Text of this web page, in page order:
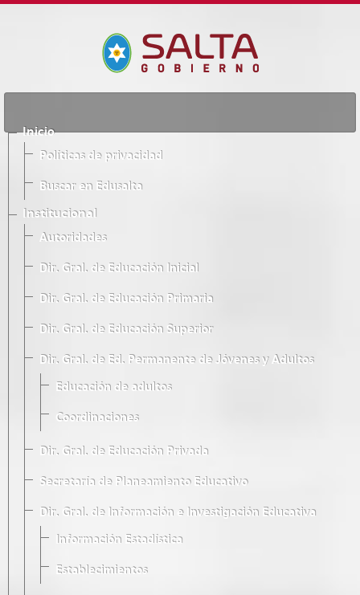
Inicio
Políticas de privacidad
Buscar en Edusalta
Institucional
Autoridades
Dir. Gral. de Educación Inicial
Dir. Gral. de Educación Primaria
Dir. Gral. de Educación Superior
Dir. Gral. de Ed. Permanente de Jóvenes y Adultos
Educación de adultos
Coordinaciones
Dir. Gral. de Educación Privada
Secretaría de Planeamiento Educativo
Dir. Gral. de Información e Investigación Educativa
Información Estadística
Establecimientos